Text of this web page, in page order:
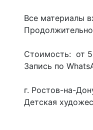
Все материалы
Стоимость: от
Запись по
г. Ростов-на-
Детская